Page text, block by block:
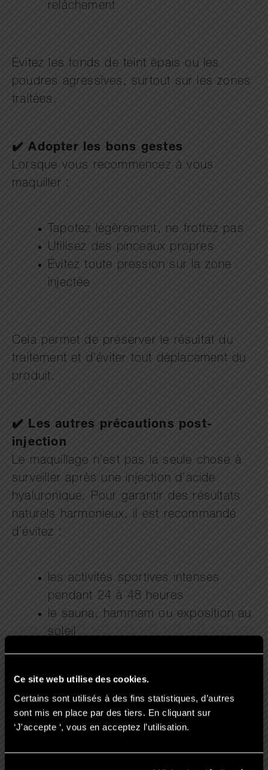
Ce site web utilise des cookies.
Certains sont utilisés à des fins statistiques, d’autres
sont mis en place par des tiers. En cliquant sur
‘J'accepte ‘, vous en acceptez l’utilisation.
relâchement
Évitez les fonds de teint épais ou les
poudres agressives, surtout sur les zones
traitées.
✔️ Adopter les bons gestes
Lorsque vous recommencez à vous
maquiller :
Tapotez légèrement, ne frottez pas
Utilisez des pinceaux propres
Évitez toute pression sur la zone
injectée
Cela permet de préserver le résultat du
traitement et d’éviter tout déplacement du
produit.
✔️ Les autres précautions post-
injection
Le maquillage n’est pas la seule chose à
surveiller après une injection d’acide
hyaluronique. Pour garantir des résultats
naturels harmonieux, il est recommandé
d’évitez :
les activités sportives intenses
pendant 24 à 48 heures
le sauna, hammam ou exposition au
soleil
la consommation d’alcool
Ces mesures limitent les effets